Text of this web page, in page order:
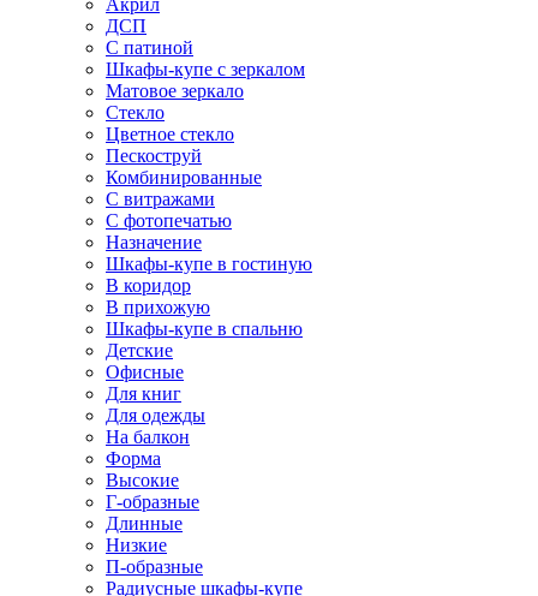
Акрил
ДСП
С патиной
Шкафы-купе с зеркалом
Матовое зеркало
Стекло
Цветное стекло
Пескоструй
Комбинированные
С витражами
С фотопечатью
Назначение
Шкафы-купе в гостиную
В коридор
В прихожую
Шкафы-купе в спальню
Детские
Офисные
Для книг
Для одежды
На балкон
Форма
Высокие
Г-образные
Длинные
Низкие
П-образные
Радиусные шкафы-купе